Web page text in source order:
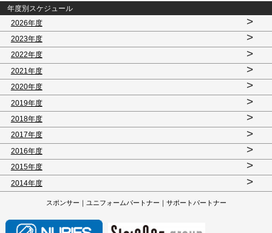
年度別スケジュール
2026年度
>
2023年度 >
2022年度 >
2021年度 >
2020年度 >
2019年度 >
2018年度 >
2017年度 >
2016年度 >
2015年度 >
2014年度 >
スポンサー｜ユニフォームパートナー｜サポートパートナー